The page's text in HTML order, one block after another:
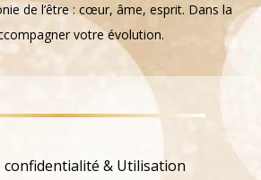
de l’être : cœur, âme, esprit. Dans la
votre évolution.
confidentialité & Utilisation